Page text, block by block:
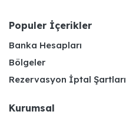
Populer İçerikler
Banka Hesapları
Bölgeler
Rezervasyon İptal Şartları
Kurumsal